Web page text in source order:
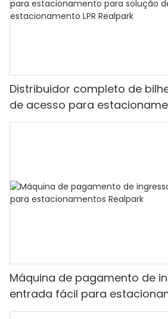
Distribuidor completo de
de acesso para
solução de sistema de
Máquina de pagamento de
entrada fácil para